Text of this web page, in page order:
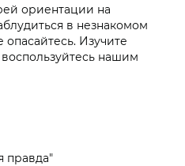
ориентации на
в незнакомом
опасайтесь. Изучите
нашим
правда"